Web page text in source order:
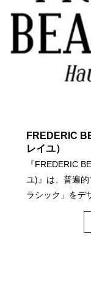
FREDERIC
レイユ）
『FREDERIC
ユ)』は、普遍
ラシック」をデ